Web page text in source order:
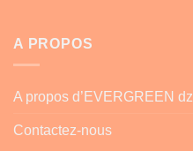
A PROPOS
A propos d’EVERGREEN dz
Contactez-nous